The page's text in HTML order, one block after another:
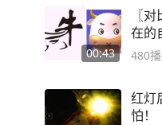
00:43
〖
在的
480
红灯
怕！